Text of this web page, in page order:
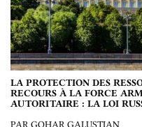
LA PROTECTION DES
RECOURS À LA FORCE
AUTORITAIRE : LA LOI
PAR GOHAR GALUSTIAN